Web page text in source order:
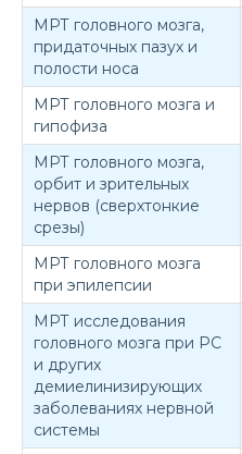
МРТ головного мозга,
придаточных пазух и
полости носа
МРТ головного мозга и
гипофиза
МРТ головного мозга,
орбит и зрительных
нервов (сверхтонкие
срезы)
МРТ головного мозга
при эпилепсии
МРТ исследования
головного мозга при РС
и других
демиелинизирующих
заболеваниях нервной
системы